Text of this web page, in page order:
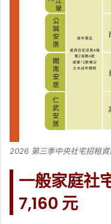
2026 第三季中央社宅招租資
一般家庭社
7,160 元